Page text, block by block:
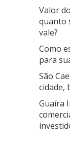
Valor
quanto
vale?
Como
para
São
cidade,
Guaíra